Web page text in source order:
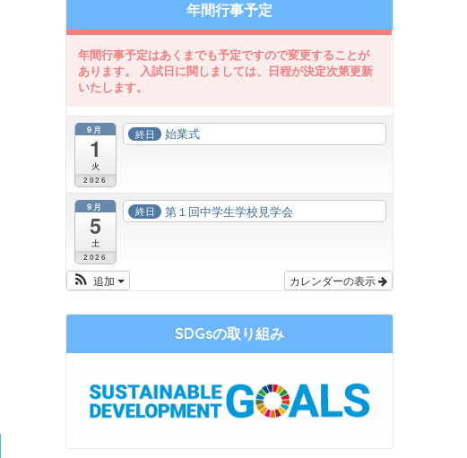
年間行事予定
9月
1
火
2026
終日 始業式
9月
5
土
2026
終日 第１回中学生学校見学会
カレンダーの表示
追加
SDGsの取り組み